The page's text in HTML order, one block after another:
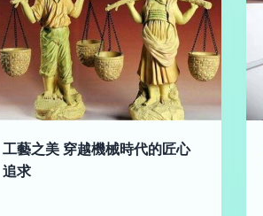
工藝之美 穿越機械時代的匠心
追求